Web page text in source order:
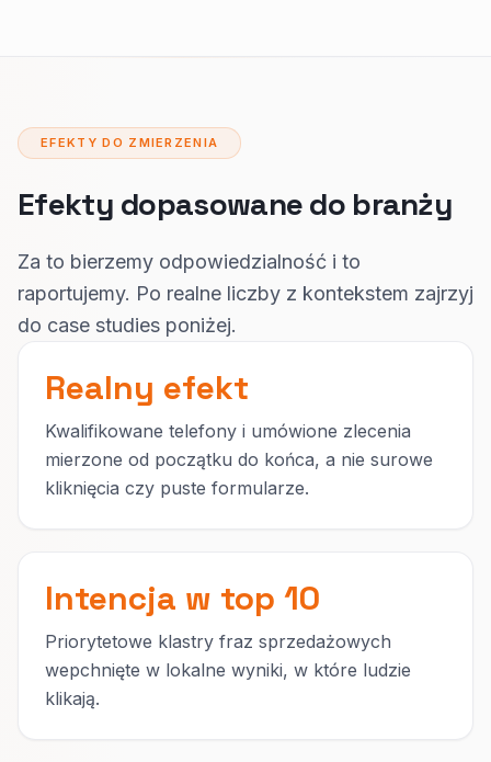
EFEKTY DO ZMIERZENIA
Efekty dopasowane do branży
Za to bierzemy odpowiedzialność i to
raportujemy. Po realne liczby z kontekstem zajrzyj
do case studies poniżej.
Realny efekt
Kwalifikowane telefony i umówione zlecenia
mierzone od początku do końca, a nie surowe
kliknięcia czy puste formularze.
Intencja w top 10
Priorytetowe klastry fraz sprzedażowych
wepchnięte w lokalne wyniki, w które ludzie
klikają.